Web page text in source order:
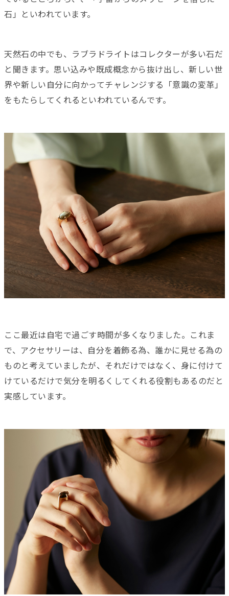
石」といわれています。
天然石の中でも、ラブラドライトはコレクターが多い石だ
と聞きます。思い込みや既成概念から抜け出し、新しい世
界や新しい自分に向かってチャレンジする「意識の変革」
をもたらしてくれるといわれているんです。
ここ最近は自宅で過ごす時間が多くなりました。これま
で、アクセサリーは、自分を着飾る為、誰かに見せる為の
ものと考えていましたが、それだけではなく、身に付けて
けているだけで気分を明るくしてくれる役割もあるのだと
実感しています。